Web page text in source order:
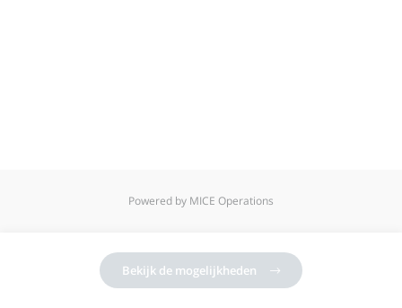
Powered by MICE Operations
Bekijk de mogelijkheden